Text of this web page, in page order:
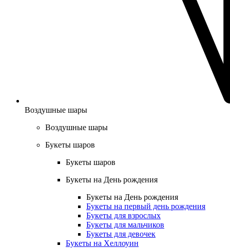
Воздушные шары
Воздушные шары
Букеты шаров
Букеты шаров
Букеты на День рождения
Букеты на День рождения
Букеты на первый день рождения
Букеты для взрослых
Букеты для мальчиков
Букеты для девочек
Букеты на Хеллоуин